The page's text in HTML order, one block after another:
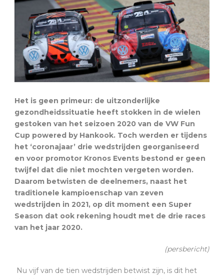
Het is geen primeur: de uitzonderlijke
gezondheidssituatie heeft stokken in de wielen
gestoken van het seizoen 2020 van de VW Fun
Cup powered by Hankook. Toch werden er tijdens
het ‘coronajaar’ drie wedstrijden georganiseerd
en voor promotor Kronos Events bestond er geen
twijfel dat die niet mochten vergeten worden.
Daarom betwisten de deelnemers, naast het
traditionele kampioenschap van zeven
wedstrijden in 2021, op dit moment een Super
Season dat ook rekening houdt met de drie races
van het jaar 2020.
(persbericht)
Nu vijf van de tien wedstrijden betwist zijn, is dit het